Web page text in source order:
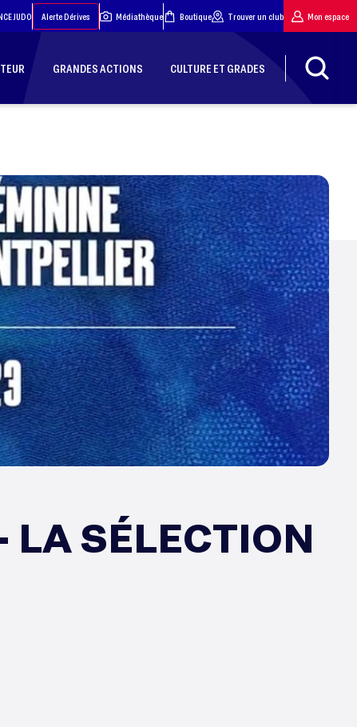
JUDO Alerte Dérives Médiathèque Boutique Trouver un club Mon espace
GRANDES ACTIONS CULTURE ET GRADES
SÉLECTION